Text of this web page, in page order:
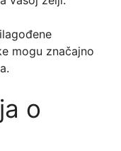
mogu značajno
o